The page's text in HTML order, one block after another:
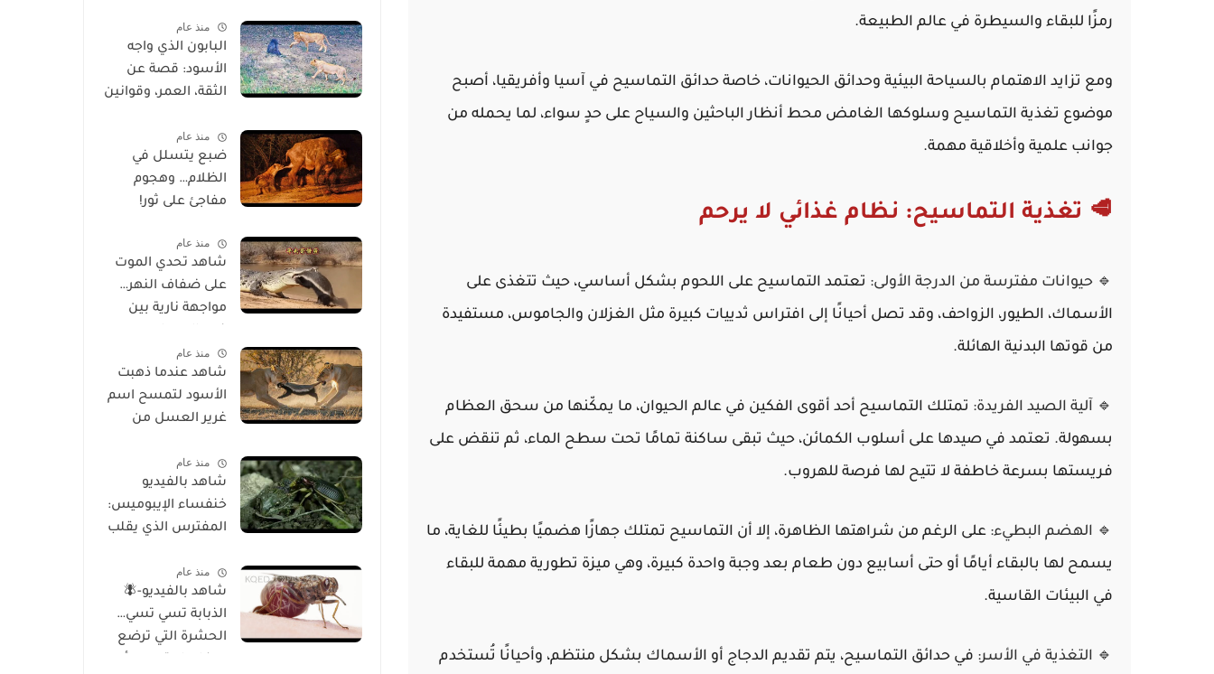
رمزًا للبقاء والسيطرة في عالم الطبيعة.
ومع تزايد الاهتمام بالسياحة البيئية وحدائق الحيوانات، خاصة حدائق التماسيح في آسيا وأفريقيا، أصبح
موضوع تغذية التماسيح وسلوكها الغامض محط أنظار الباحثين والسياح على حدٍ سواء، لما يحمله من
جوانب علمية وأخلاقية مهمة.
🥩 تغذية التماسيح: نظام غذائي لا يرحم
🔹 حيوانات مفترسة من الدرجة الأولى: تعتمد التماسيح على اللحوم بشكل أساسي، حيث تتغذى على
الأسماك، الطيور، الزواحف، وقد تصل أحيانًا إلى افتراس ثدييات كبيرة مثل الغزلان والجاموس، مستفيدة
من قوتها البدنية الهائلة.
🔹 آلية الصيد الفريدة: تمتلك التماسيح أحد أقوى الفكين في عالم الحيوان، ما يمكّنها من سحق العظام
بسهولة. تعتمد في صيدها على أسلوب الكمائن، حيث تبقى ساكنة تمامًا تحت سطح الماء، ثم تنقض على
فريستها بسرعة خاطفة لا تتيح لها فرصة للهروب.
🔹 الهضم البطيء: على الرغم من شراهتها الظاهرة، إلا أن التماسيح تمتلك جهازًا هضميًا بطيئًا للغاية، ما
يسمح لها بالبقاء أيامًا أو حتى أسابيع دون طعام بعد وجبة واحدة كبيرة، وهي ميزة تطورية مهمة للبقاء
في البيئات القاسية.
🔹 التغذية في الأسر: في حدائق التماسيح، يتم تقديم الدجاج أو الأسماك بشكل منتظم، وأحيانًا تُستخدم
منذ عام
البابون الذي واجه
الأسود: قصة عن
الثقة، العمر، وقوانين
منذ عام
ضبع يتسلل في
الظلام… وهجوم
مفاجئ على ثور!
منذ عام
شاهد تحدي الموت
على ضفاف النهر…
مواجهة نارية بين
وتمساح شرس
منذ عام
شاهد عندما ذهبت
الأسود لتمسح اسم
غرير العسل من
منذ عام
شاهد بالفيديو
خنفساء الإيبوميس:
المفترس الذي يقلب
منذ عام
شاهد بالفيديو-🪰
الذبابة تسي تسي…
الحشرة التي ترضع